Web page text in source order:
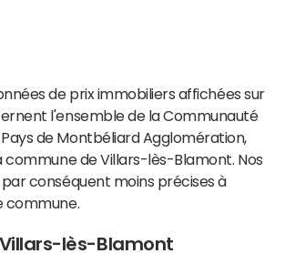
de prix immobiliers affichées sur
l'ensemble de la Communauté
de Montbéliard Agglomération,
de Villars-lès-Blamont. Nos
conséquent moins précises à
commune.
lès-Blamont